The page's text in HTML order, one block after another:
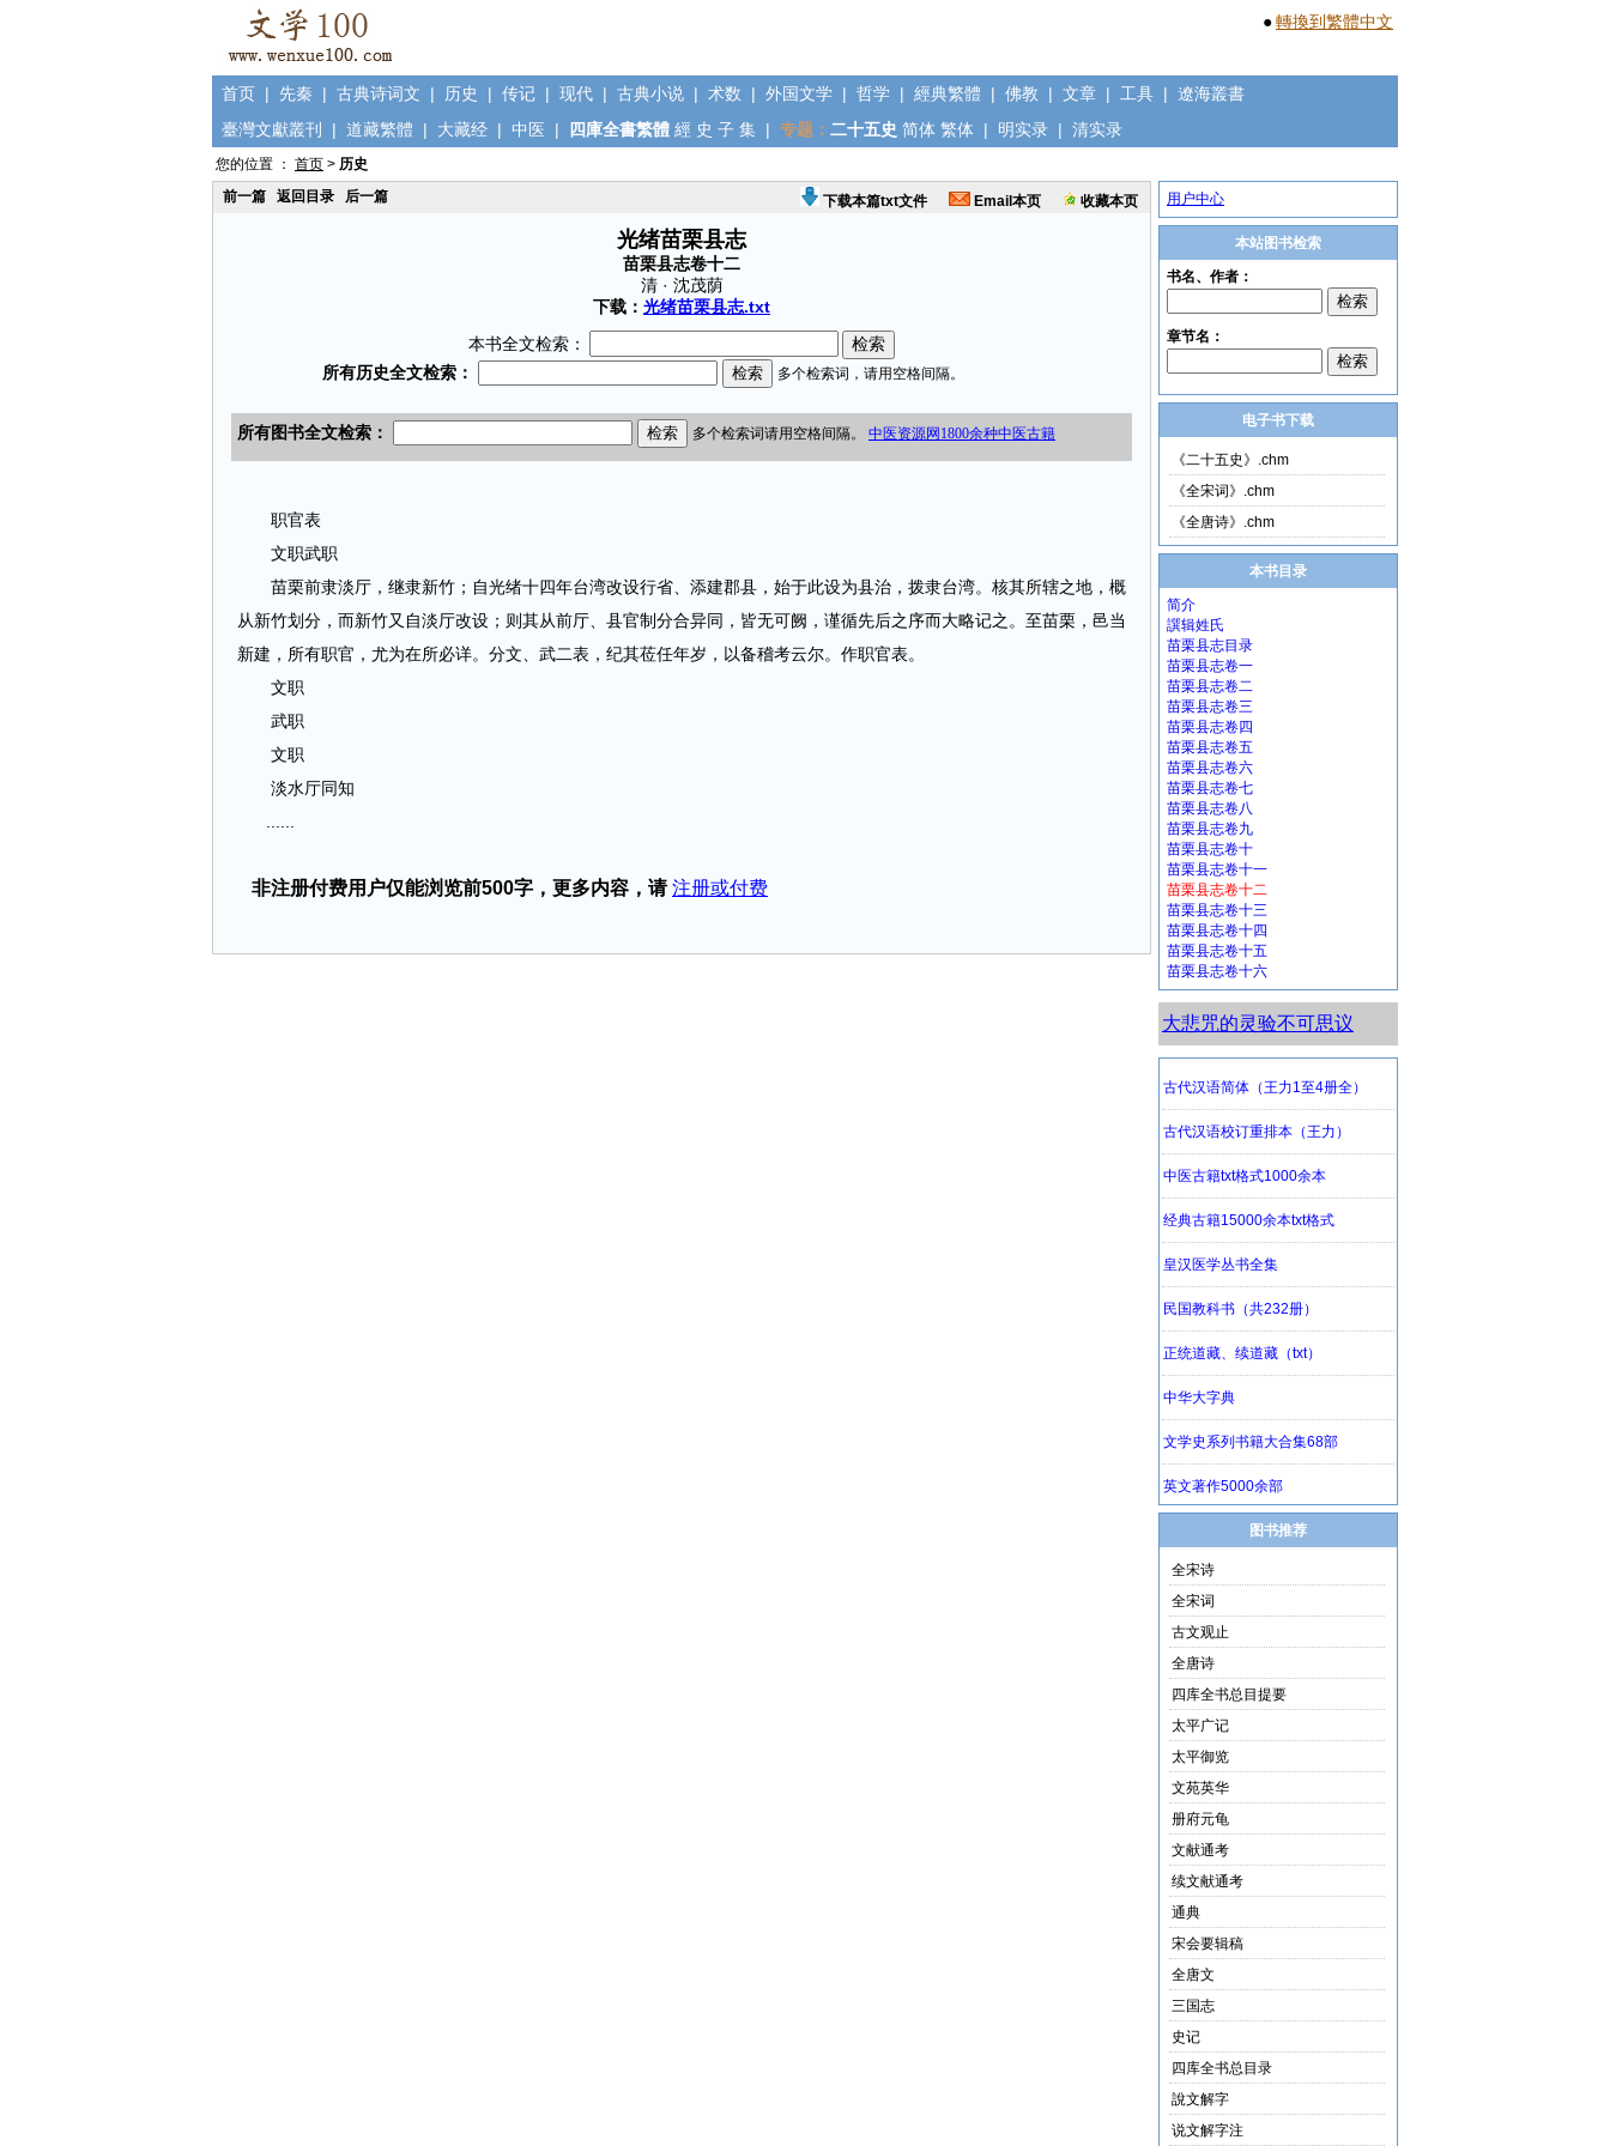
●轉換到繁體中文
首页 | 先秦 | 古典诗词文 | 历史 | 传记 | 现代 | 古典小说 | 术数 | 外国文学 | 哲学 | 經典繁體 | 佛教 | 文章 | 工具 | 遼海叢書
臺灣文獻叢刊
| 道藏繁體 | 大藏经 | 中医 | 四庫全書繁體 經 史 子 集 | 专题： 二十五史 简体 繁体 | 明实录 | 清实录
您的位置 ： 首页 > 历史
前一篇
返回目录 后一篇 下载本篇txt文件 Email本页 收藏本页
光绪苗栗县志
苗栗县志卷十二
清 · 沈茂荫
下载： 光绪苗栗县志.txt
本书全文检索：
职官表
文职武职
苗栗前隶淡厅，继隶新竹；自光绪十四年台湾改设行省、添建郡县，始于此设为县治，拨隶台湾。核其所辖之地，概
从新竹划分，而新竹又自淡厅改设；则其从前厅、县官制分合异同，皆无可阙，谨循先后之序而大略记之。至苗栗，邑当
新建，所有职官，尤为在所必详。分文、武二表，纪其莅任年岁，以备稽考云尔。作职官表。
文职
武职
文职
淡水厅同知
非注册付费用户仅能浏览前500字，更多内容，请 注册或付费
用户中心
本站图书检索
电子书下载
《二十五史》.chm
《全宋词》.chm
《全唐诗》.chm
本书目录
简介
譔辑姓氏
苗栗县志目录
苗栗县志卷一
苗栗县志卷二
苗栗县志卷三
苗栗县志卷四
苗栗县志卷五
苗栗县志卷六
苗栗县志卷七
苗栗县志卷八
苗栗县志卷九
苗栗县志卷十
苗栗县志卷十一
苗栗县志卷十二
苗栗县志卷十三
苗栗县志卷十四
苗栗县志卷十五
苗栗县志卷十六
大悲咒的灵验不可思议
图书推荐
全宋诗
全宋词
古文观止
全唐诗
四库全书总目提要
太平广记
太平御览
文苑英华
册府元龟
文献通考
续文献通考
通典
宋会要辑稿
全唐文
三国志
史记
四库全书总目录
說文解字
说文解字注